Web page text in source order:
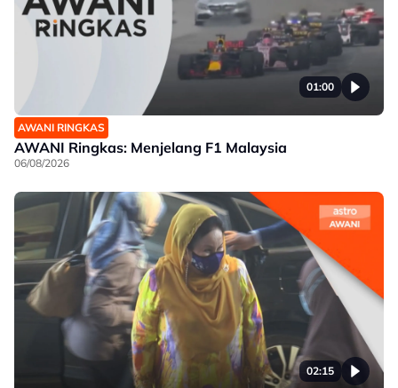
01:00
AWANI RINGKAS
AWANI Ringkas: Menjelang F1 Malaysia
06/08/2026
02:15